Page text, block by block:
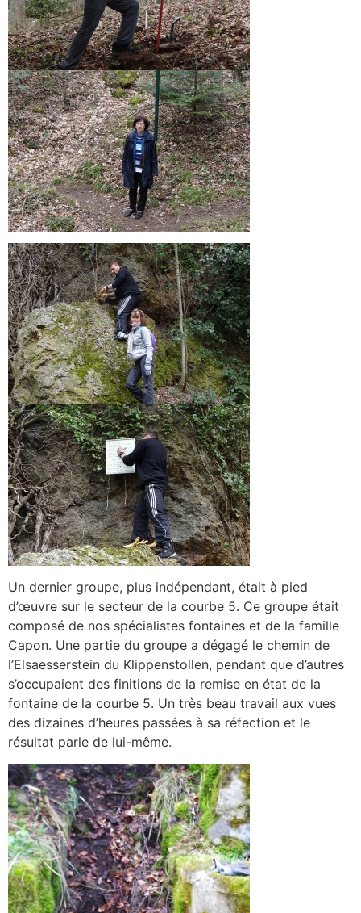
Un dernier groupe, plus indépendant, était à pied
d’œuvre sur le secteur de la courbe 5. Ce groupe était
composé de nos spécialistes fontaines et de la famille
Capon. Une partie du groupe a dégagé le chemin de
l’Elsaesserstein du Klippenstollen, pendant que d’autres
s’occupaient des finitions de la remise en état de la
fontaine de la courbe 5. Un très beau travail aux vues
des dizaines d’heures passées à sa réfection et le
résultat parle de lui-même.